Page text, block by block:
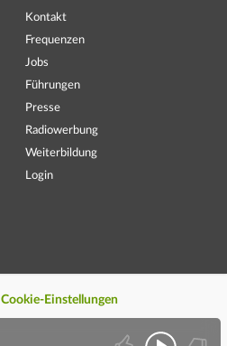
Kontakt
Frequenzen
Jobs
Führungen
Presse
Radiowerbung
Weiterbildung
Login
Cookie-Einstellungen